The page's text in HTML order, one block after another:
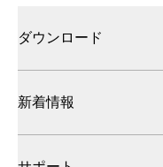
ダウンロード
新着情報